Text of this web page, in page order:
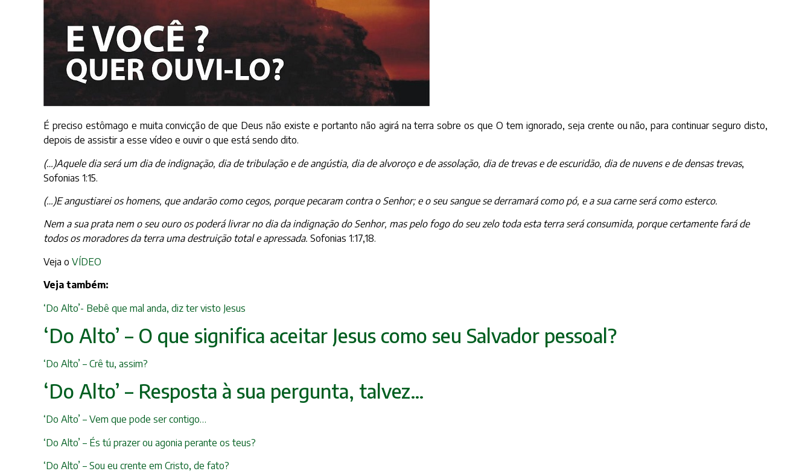
É preciso estômago e muita convicção de que Deus não existe e portanto não agirá na terra sobre os que O tem ignorado, seja crente ou não, para continuar seguro disto,
depois de assistir a esse vídeo e ouvir o que está sendo dito.
(…)Aquele dia será um dia de indignação, dia de tribulação e de angústia, dia de alvoroço e de assolação, dia de trevas e de escuridão, dia de nuvens e de densas trevas,
Sofonias 1:15.
(…)E angustiarei os homens, que andarão como cegos, porque pecaram contra o Senhor; e o seu sangue se derramará como pó, e a sua carne será como esterco.
Nem a sua prata nem o seu ouro os poderá livrar no dia da indignação do Senhor, mas pelo fogo do seu zelo toda esta terra será consumida, porque certamente fará de
todos os moradores da terra uma destruição total e apressada. Sofonias 1:17,18.
Veja o VÍDEO
Veja também:
‘Do Alto’- Bebê que mal anda, diz ter visto Jesus
‘Do Alto’ – O que significa aceitar Jesus como seu Salvador pessoal?
‘Do Alto’ – Crê tu, assim?
‘Do Alto’ – Resposta à sua pergunta, talvez…
‘Do Alto’ – Vem que pode ser contigo…
‘Do Alto’ – És tú prazer ou agonia perante os teus?
‘Do Alto’ – Sou eu crente em Cristo, de fato?